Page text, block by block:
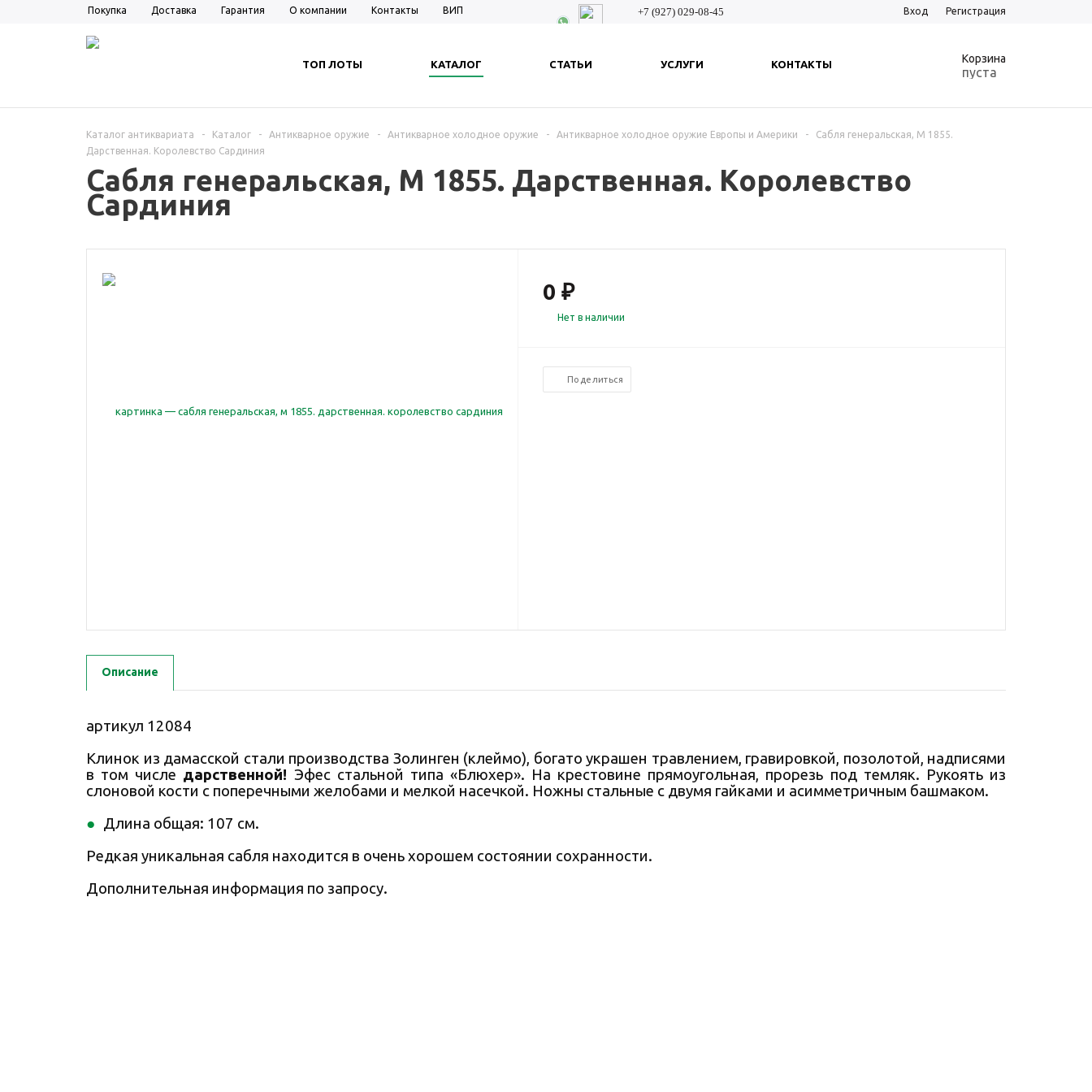
Покупка Доставка Гарантия О компании Контакты ВИП +7 (927) 029-08-45 Вход Регистрация
ТОП ЛОТЫ КАТАЛОГ СТАТЬИ УСЛУГИ КОНТАКТЫ Корзина
пуста
Каталог антиквариата - Каталог - Антикварное оружие - Антикварное холодное оружие - Антикварное холодное оружие Европы и Америки -
Сабля генеральская, М 1855.
Дарственная. Королевство Сардиния
Сабля генеральская, М 1855. Дарственная. Королевство
Сардиния
0 ₽
Нет в наличии
Поделиться
Описание
артикул 12084
Клинок из дамасской стали производства Золинген (клеймо), богато украшен травлением, гравировкой, позолотой, надписями
в том числе дарственной! Эфес стальной типа «Блюхер». На крестовине прямоугольная, прорезь под темляк. Рукоять из
слоновой кости с поперечными желобами и мелкой насечкой. Ножны стальные с двумя гайками и асимметричным башмаком.
Длина общая: 107 см.
Редкая уникальная сабля находится в очень хорошем состоянии сохранности.
Дополнительная информация по запросу.